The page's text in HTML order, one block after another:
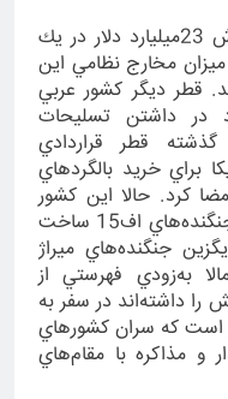
اماراتي‌ها قراردادهاي نظامي به ارزش 23ميليارد دلار در يك
كرده‌اند كه 3برابر ميزان مخارج نظامي اين
مي‌آيد. قطر ديگر كشور عربي
در داشتن تسليحات
قطر قراردادي
براي خريد بالگردهاي
كرد. حالا اين كشور
كوچك عربي به‌دنبال خريد هنگفت جنگنده‌هاي اف15 ساخت
جنگنده‌هاي ميراژ
به‌زودي فهرستي از
داشته‌اند در سفر به
است كه سران كشورهاي
و مذاكره با مقام‌‌هاي